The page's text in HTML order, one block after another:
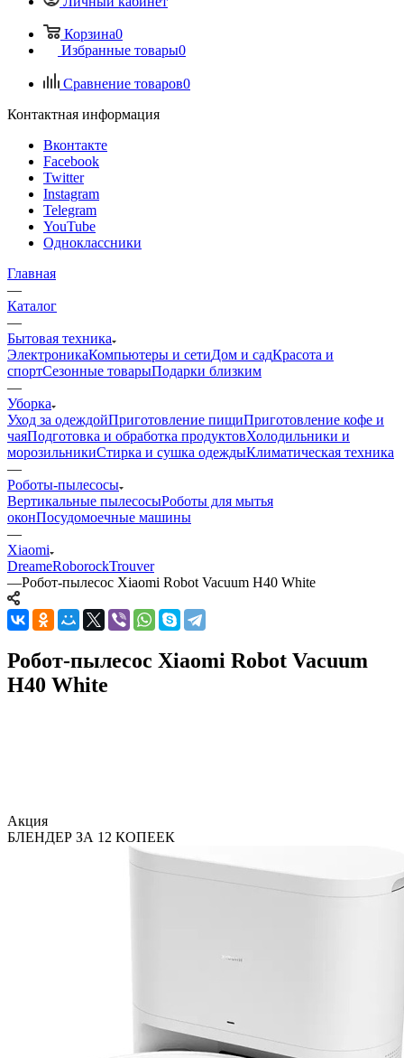
Корзина0
Избранные товары0
Сравнение товаров0
Контактная информация
Вконтакте
Facebook
Twitter
Instagram
Telegram
YouTube
Одноклассники
Главная
—
Каталог
—
Бытовая техника
ЭлектроникаКомпьютеры и сетиДом и садКрасота и
спортСезонные товарыПодарки близким
—
Уборка
Уход за одеждойПриготовление пищиПриготовление кофе и
чаяПодготовка и обработка продуктовХолодильники и
морозильникиСтирка и сушка одеждыКлиматическая техника
—
Роботы-пылесосы
Вертикальные пылесосыРоботы для мытья
оконПосудомоечные машины
—
Xiaomi
DreameRoborockTrouver
—Робот-пылесос Xiaomi Robot Vacuum H40 White
Робот-пылесос Xiaomi Robot Vacuum
H40 White
Акция
БЛЕНДЕР ЗА 12 КОПЕЕК